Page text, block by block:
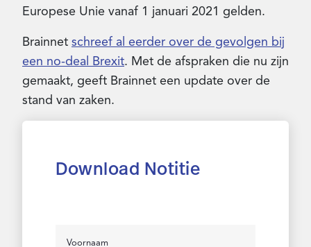
Europese Unie vanaf 1 januari 2021 gelden.
Brainnet schreef al eerder over de gevolgen bij
een no-deal Brexit. Met de afspraken die nu zijn
gemaakt, geeft Brainnet een update over de
stand van zaken.
Download Notitie